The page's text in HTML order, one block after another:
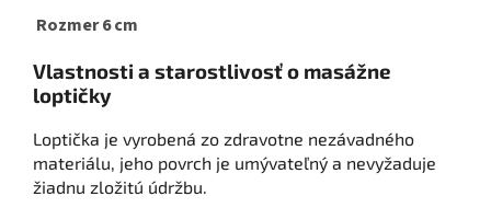
Rozmer 6 cm
Vlastnosti a starostlivosť o masážne
loptičky
Loptička je vyrobená zo zdravotne nezávadného
materiálu, jeho povrch je umývateľný a nevyžaduje
žiadnu zložitú údržbu.